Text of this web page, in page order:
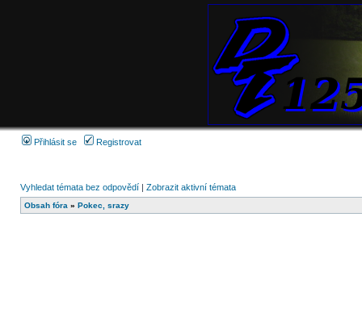
Přihlásit se Registrovat
Vyhledat témata bez odpovědí | Zobrazit aktivní témata
Obsah fóra » Pokec, srazy